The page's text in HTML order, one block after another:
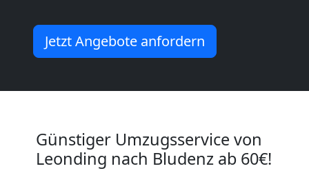
Jetzt Angebote anfordern
Günstiger Umzugsservice von
Leonding nach Bludenz ab 60€!
Kunsttransport
Leonding
Leonding